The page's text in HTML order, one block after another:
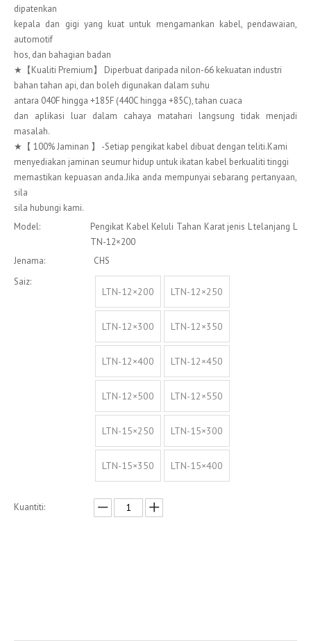
dipatenkan
kepala dan gigi yang kuat untuk mengamankan kabel, pendawaian,
automotif
hos, dan bahagian badan
★【Kualiti Premium】 Diperbuat daripada nilon-66 kekuatan industri
bahan tahan api, dan boleh digunakan dalam suhu
antara 040F hingga +185F (440C hingga +85C), tahan cuaca
dan aplikasi luar dalam cahaya matahari langsung tidak menjadi
masalah.
★【 100% Jaminan 】 -Setiap pengikat kabel dibuat dengan teliti.Kami
menyediakan jaminan seumur hidup untuk ikatan kabel berkualiti tinggi
memastikan kepuasan anda.Jika anda mempunyai sebarang pertanyaan,
sila
sila hubungi kami.
Model:
Pengikat Kabel Keluli Tahan Karat jenis L telanjang L
TN-12×200
Jenama:
CHS
Saiz:
LTN-12×200 LTN-12×250
LTN-12×300 LTN-12×350
LTN-12×400 LTN-12×450
LTN-12×500 LTN-12×550
LTN-15×250 LTN-15×300
LTN-15×350 LTN-15×400
Kuantiti: